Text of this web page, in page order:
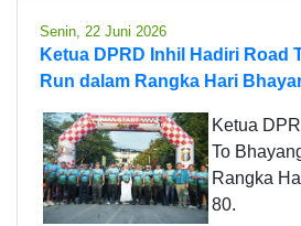
Senin, 22 Juni 2026
Ketua DPRD Inhil Hadiri Road
Run dalam Rangka Hari
Ketua
To
Rangka
80.